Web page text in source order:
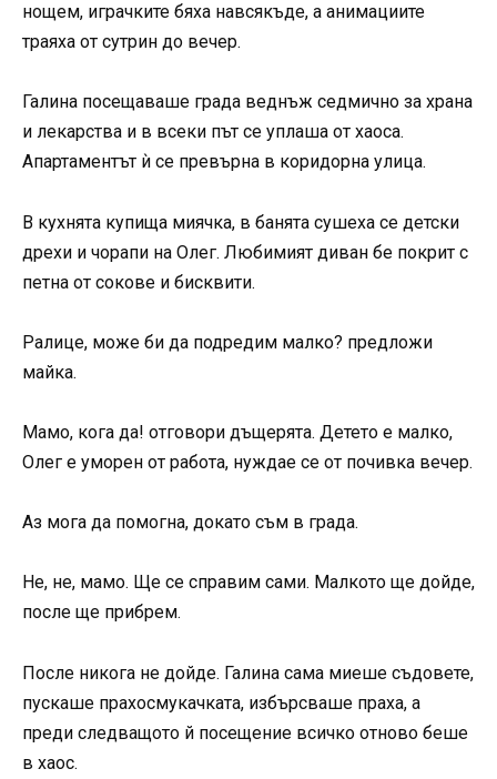
нощем, играчките бяха навсякъде, а анимациите
траяха от сутрин до вечер.
Галина посещаваше града веднъж седмично за храна
и лекарства и в всеки път се уплаша от хаоса.
Апартаментът ѝ се превърна в коридорна улица.
В кухнята купища миячка, в банята сушеха се детски
дрехи и чорапи на Олег. Любимият диван бе покрит с
петна от сокове и бисквити.
Ралице, може би да подредим малко? предложи
майка.
Мамо, кога да! отговори дъщерята. Детето е малко,
Олег е уморен от работа, нуждае се от почивка вечер.
Аз мога да помогна, докато съм в града.
Не, не, мамо. Ще се справим сами. Малкото ще дойде,
после ще прибрем.
После никога не дойде. Галина сама миеше съдовете,
пускаше прахосмукачката, избърсваше праха, а
преди следващото й посещение всичко отново беше
в хаос.